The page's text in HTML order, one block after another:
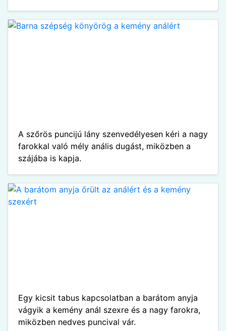
A szőrös puncijú lány szenvedélyesen kéri a nagy
farokkal való mély anális dugást, miközben a
szájába is kapja.
Egy kicsit tabus kapcsolatban a barátom anyja
vágyik a kemény anál szexre és a nagy farokra,
miközben nedves puncival vár.